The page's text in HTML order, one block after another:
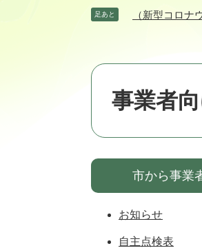
足あと （新型コロナ
事業者
市から事業
お知らせ
自主点検表